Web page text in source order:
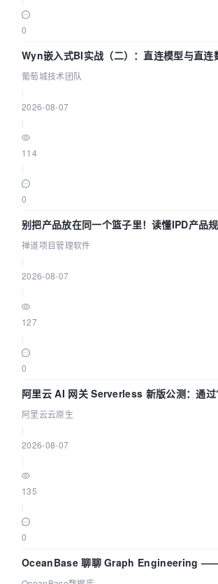
0
Wyn嵌入式BI实战（二）：直连模型与直连
参数为什么不生效？| 葡萄城技术团队
葡萄城技术团队
2026-08-07
114
0
别把产品放在同一个篮子里！读懂IPD产品
禅道项目管理软件
2026-08-07
127
0
阿里云 AI 网关 Serverless 新版公测：通
拓扑可视化构建 AI 流量治理底座
阿里云云原生
2026-08-07
135
0
OceanBase 聊聊 Graph Engineering